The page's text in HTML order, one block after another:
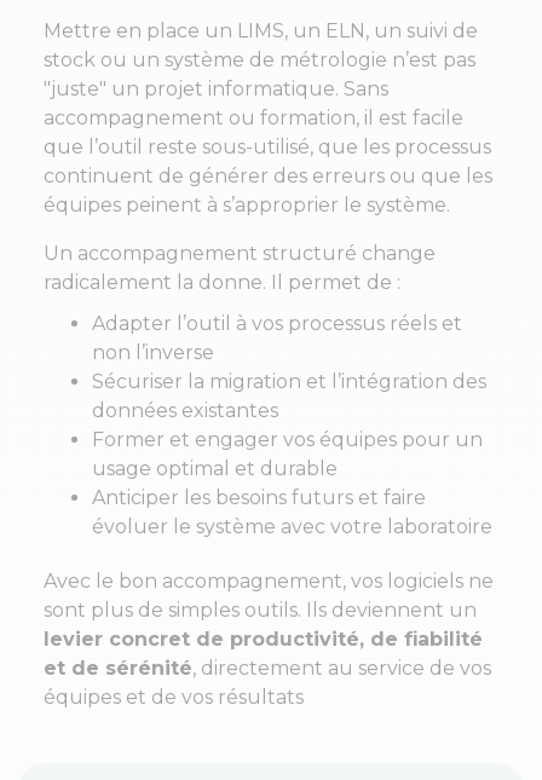
Mettre en place un LIMS, un ELN, un suivi de
stock ou un système de métrologie n’est pas
"juste" un projet informatique. Sans
accompagnement ou formation, il est facile
que l’outil reste sous‑utilisé, que les processus
continuent de générer des erreurs ou que les
équipes peinent à s’approprier le système.
Un accompagnement structuré change
radicalement la donne. Il permet de :
Adapter l’outil à vos processus réels et
non l’inverse
Sécuriser la migration et l’intégration des
données existantes
Former et engager vos équipes pour un
usage optimal et durable
Anticiper les besoins futurs et faire
évoluer le système avec votre laboratoire
Avec le bon accompagnement, vos logiciels ne
sont plus de simples outils. Ils deviennent un
levier concret de productivité, de fiabilité
et de sérénité, directement au service de vos
équipes et de vos résultats